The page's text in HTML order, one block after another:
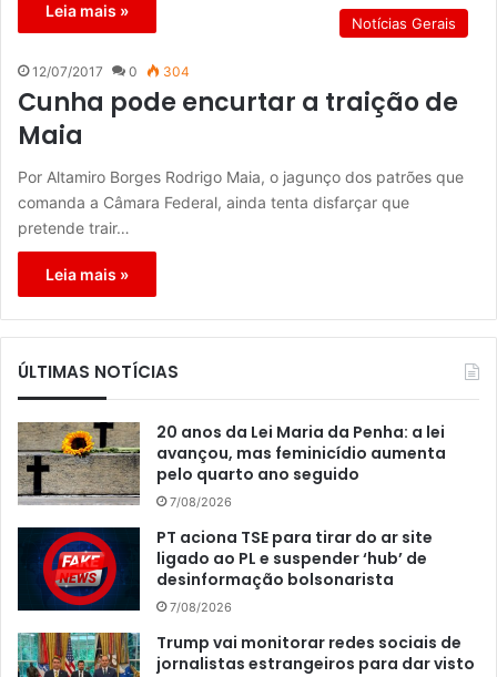
Leia mais »
Notícias Gerais
12/07/2017 0 304
Cunha pode encurtar a traição de
Maia
Por Altamiro Borges Rodrigo Maia, o jagunço dos patrões que
comanda a Câmara Federal, ainda tenta disfarçar que
pretende trair…
Leia mais »
ÚLTIMAS NOTÍCIAS
20 anos da Lei Maria da Penha: a lei
avançou, mas feminicídio aumenta
pelo quarto ano seguido
7/08/2026
PT aciona TSE para tirar do ar site
ligado ao PL e suspender ‘hub’ de
desinformação bolsonarista
7/08/2026
Trump vai monitorar redes sociais de
jornalistas estrangeiros para dar visto